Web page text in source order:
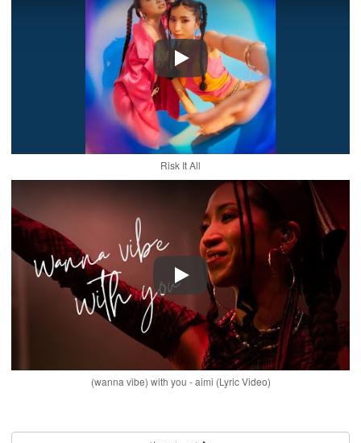
Play
Risk It All
Play
(wanna vibe) with you - aimi (Lyric Video)